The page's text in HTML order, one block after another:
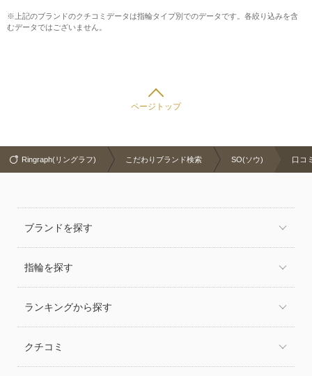
※上記のブランドのクチコミデータは指輪タイプ別でのデータです。各絞り込みを含
むデータではございません。
ページトップ
Ringraph(リングラフ) こだわりブランド検索 SO(ソウ) 口コ
ブランドを探す
指輪を探す
ランキングから探す
クチコミ